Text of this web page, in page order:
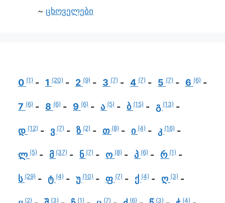
ცხოველები
0 (1) 1 (20) 2 (9) 3 (7) 4 (7) 5 (7) 6 (6)
7 (6) 8 (6) 9 (6) ა (5) ბ (15) გ (13)
დ (12) ვ (7) ზ (2) თ (8) ი (4) კ (16)
ლ (5) მ (37) ნ (7) ო (8) პ (6) რ (1)
ს (29) ტ (4) უ (10) ფ (7) ქ (4) ღ (3)
(2) (3) (1) (7) (6) (3) (4)